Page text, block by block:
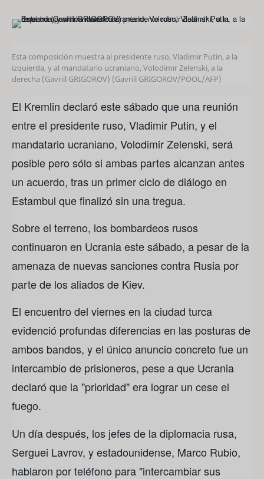
Esta composición muestra al presidente ruso, Vladimir Putin, a la
izquierda, y al mandatario ucraniano, Volodimir Zelenski, a la
derecha (Gavriil GRIGOROV) (Gavriil GRIGOROV/POOL/AFP)
El Kremlin declaró este sábado que una reunión
entre el presidente ruso, Vladimir Putin, y el
mandatario ucraniano, Volodimir Zelenski, será
posible pero sólo si ambas partes alcanzan antes
un acuerdo, tras un primer ciclo de diálogo en
Estambul que finalizó sin una tregua.
Sobre el terreno, los bombardeos rusos
continuaron en Ucrania este sábado, a pesar de la
amenaza de nuevas sanciones contra Rusia por
parte de los aliados de Kiev.
El encuentro del viernes en la ciudad turca
evidenció profundas diferencias en las posturas de
ambos bandos, y el único anuncio concreto fue un
intercambio de prisioneros, pese a que Ucrania
declaró que la "prioridad" era lograr un cese el
fuego.
Un día después, los jefes de la diplomacia rusa,
Serguei Lavrov, y estadounidense, Marco Rubio,
hablaron por teléfono para "intercambiar sus